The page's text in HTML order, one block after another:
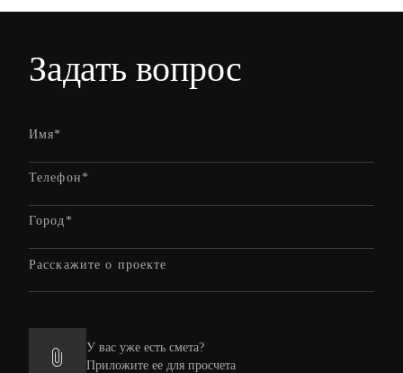
Задать вопрос
У вас уже есть смета?
Приложите ее для просчета